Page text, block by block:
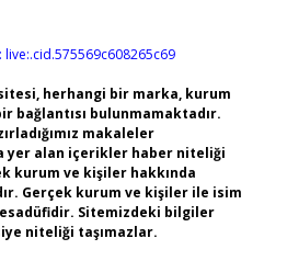
live:.cid.575569c608265c69
herhangi bir marka, kurum
bağlantısı bulunmamaktadır.
makaleler
yer alan içerikler haber niteliği
kurum ve kişiler hakkında
Gerçek kurum ve kişiler ile isim
Sitemizdeki bilgiler
niteliği taşımazlar.